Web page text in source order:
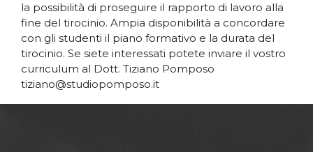
la possibilità di proseguire il rapporto di lavoro alla
fine del tirocinio. Ampia disponibilità a concordare
con gli studenti il piano formativo e la durata del
tirocinio. Se siete interessati potete inviare il vostro
curriculum al Dott. Tiziano Pomposo
tiziano@studiopomposo.it